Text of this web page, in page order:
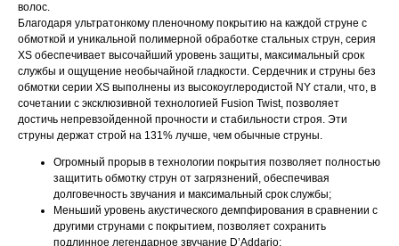
волос.
Благодаря ультратонкому пленочному покрытию на каждой струне с
обмоткой и уникальной полимерной обработке стальных струн, серия
XS обеспечивает высочайший уровень защиты, максимальный срок
службы и ощущение необычайной гладкости. Сердечник и струны без
обмотки серии XS выполнены из высокоуглеродистой NY стали, что, в
сочетании с эксклюзивной технологией Fusion Twist, позволяет
достичь непревзойденной прочности и стабильности строя. Эти
струны держат строй на 131% лучше, чем обычные струны.
Огромный прорыв в технологии покрытия позволяет полностью
защитить обмотку струн от загрязнений, обеспечивая
долговечность звучания и максимальный срок службы;
Меньший уровень акустического демпфирования в сравнении с
другими струнами с покрытием, позволяет сохранить
подлинное легендарное звучание D’Addario;